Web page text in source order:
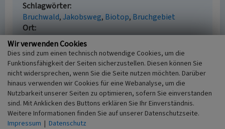
Schlagwörter
Bruchwald Jakobsweg Biotop Bruchgebiet
Ort
47809 Krefeld - Linn
Fachsicht(en)
Kulturlandschaftspflege, Naturschutz
Erfassungsmaßstab
i.d.R. 1:5.000 (größer als 1:20.000)
Erfassungsmethode
Auswertung historischer Karten,
Geländebegehung/-kartierung
Wir verwenden Cookies
Dies sind zum einen technisch notwendige Cookies, um die
Funktionsfähigkeit der Seiten sicherzustellen. Diesen können Sie
nicht widersprechen, wenn Sie die Seite nutzen möchten. Darüber
hinaus verwenden wir Cookies für eine Webanalyse, um die
Nutzbarkeit unserer Seiten zu optimieren, sofern Sie einverstanden
sind. Mit Anklicken des Buttons erklären Sie Ihr Einverständnis.
Weitere Informationen finden Sie auf unserer Datenschutzseite.
Impressum | Datenschutz